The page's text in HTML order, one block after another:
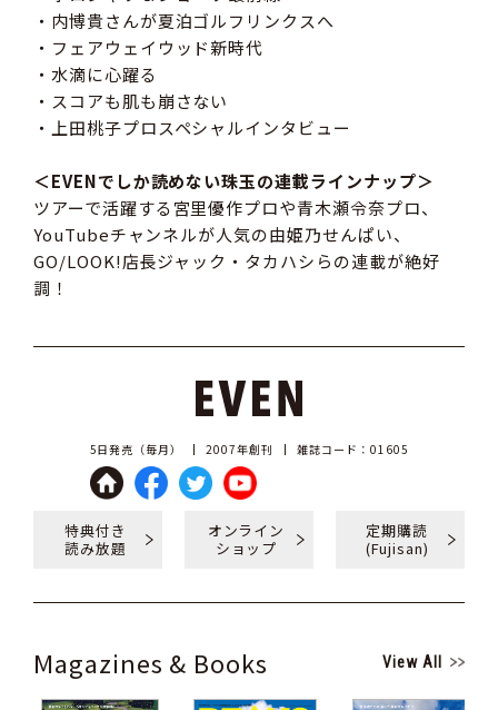
・内博貴さんが夏泊ゴルフリンクスへ
・フェアウェイウッド新時代
・水滴に心躍る
・スコアも肌も崩さない
・上田桃子プロスペシャルインタビュー
＜EVENでしか読めない珠玉の連載ラインナップ＞
ツアーで活躍する宮里優作プロや青木瀬令奈プロ、
YouTubeチャンネルが人気の由姫乃せんぱい、
GO/LOOK!店長ジャック・タカハシらの連載が絶好
調！
5日発売（毎月） 2007年創刊 雑誌コード：01605
特典付き
読み放題
オンライン
ショップ
定期購読
(Fujisan)
Magazines & Books View All